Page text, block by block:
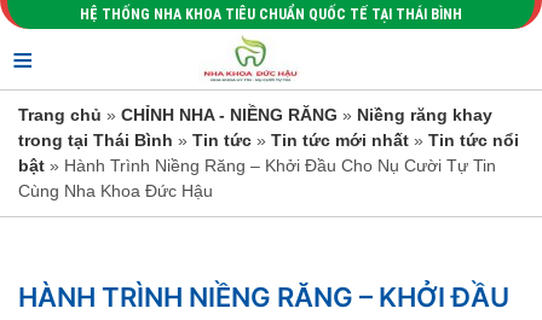
HỆ THỐNG NHA KHOA TIÊU CHUẨN QUỐC TẾ TẠI THÁI BÌNH
≡
Trang chủ » CHỈNH NHA - NIỀNG RĂNG » Niềng răng khay
trong tại Thái Bình » Tin tức » Tin tức mới nhất » Tin tức nổi
bật » Hành Trình Niềng Răng – Khởi Đầu Cho Nụ Cười Tự Tin
Cùng Nha Khoa Đức Hậu
HÀNH TRÌNH NIỀNG RĂNG – KHỞI ĐẦU